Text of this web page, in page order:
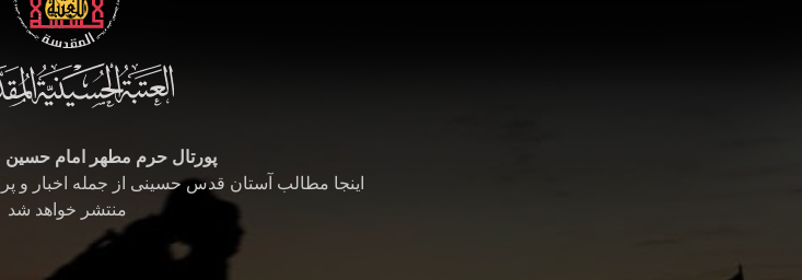
پورتال حرم مطهر امام حسین
اینجا مطالب آستان قدس حسینی از جمله اخبار و
منتشر خواهد شد